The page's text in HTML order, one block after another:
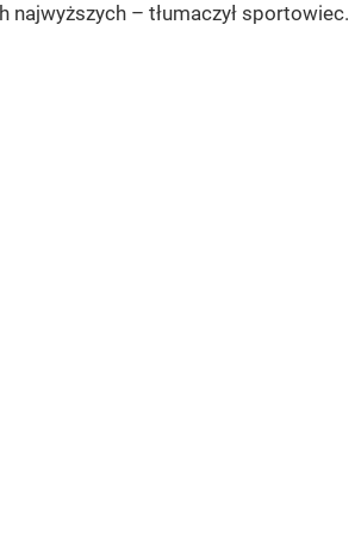
najwyższych – tłumaczył sportowiec.